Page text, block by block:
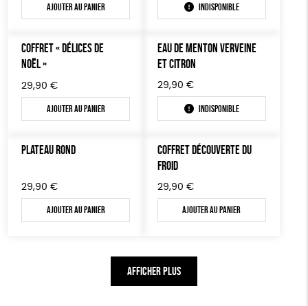
Ajouter au panier Indisponible
COFFRET « DÉLICES DE
NOËL »
29,90 €
Ajouter au panier
EAU DE MENTON VERVEINE
ET CITRON
29,90 €
Indisponible
PLATEAU ROND
29,90 €
Ajouter au panier
COFFRET DÉCOUVERTE DU
FROID
29,90 €
Ajouter au panier
AFFICHER PLUS